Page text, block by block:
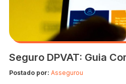
Seguro DPVAT: Guia
Postado por: Assegurou